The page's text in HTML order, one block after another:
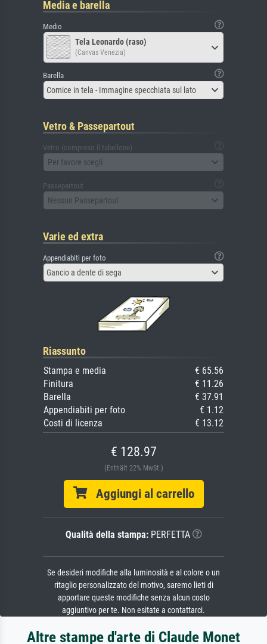
Media e barella
Medio
Tela Leonardo (raso)
(Canvas Venezia)
Barella
Cornice in tela - Immagine specchiata sul lato
Vetro & Passepartout
Vetro (compreso il tabellone)
Per favore scegli
Passepartout
Nessun Passepartout
Varie ed extra
Appendiabiti per foto
Gancio a dente di sega
Riassunto
Stampa e media
€ 65.56
Finitura
€ 11.26
Barella
€ 37.91
Appendiabiti per foto
€ 1.12
Costi di licenza
€ 13.12
€ 128.97
(Enthält 22% MwSt.)
Aggiungi al carrello
Qualità della stampa:PERFETTA
Se desideri modifiche alla luminosità e al colore o un
ritaglio personalizzato del motivo, saremo lieti di
apportare queste modifiche senza alcun costo
aggiuntivo per te. Non esitate a contattarci.
Altre stampe d'arte di Claude Monet